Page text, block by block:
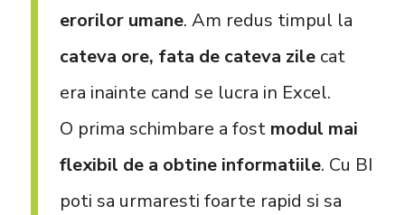
erorilor umane. Am redus timpul la
cateva ore, fata de cateva zilecat
era inainte cand se lucra in Excel.
O prima schimbare a fost modul mai
flexibil de a obtine informatiile. Cu BI
poti sa urmaresti foarte rapid si sa